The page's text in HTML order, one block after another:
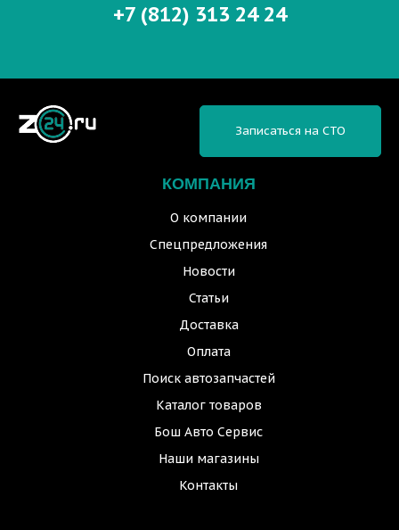
+7 (812) 313 24 24
КОМПАНИЯ
О компании
Спецпредложения
Новости
Статьи
Доставка
Оплата
Поиск автозапчастей
Каталог товаров
Бош Авто Сервис
Наши магазины
Контакты
Записаться на СТО